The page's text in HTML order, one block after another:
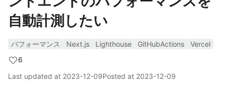
自動計測したい
パフォーマンス Next.js Lighthouse GitHubActions
Vercel
6
Last updated at 2023-12-09Posted at 2023-12-09